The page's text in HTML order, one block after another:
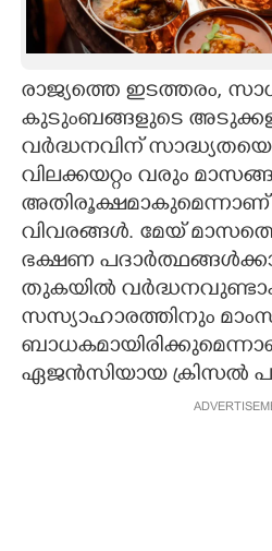
ASTRO
CARTOONS
LITERATURE
ZOOM
CONTACT US
രാജ്യത്തെ ഇടത്തരം,
കുടുംബങ്ങളുടെ
വര്‍ദ്ധനവിന്
വിലക്കയറ്റം വരും
വിവരങ്ങള്‍. മേയ്
ഭക്ഷണ
തുകയില്‍
സസ്യാഹാരത്തിനും
ഏജന്‍സിയായ ക്രിസല്‍